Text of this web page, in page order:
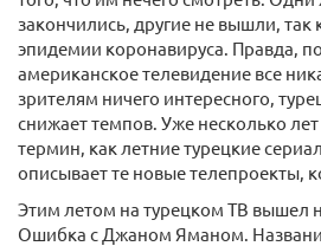
закончились, другие не вышли, так
эпидемии коронавируса. Правда,
американское телевидение все
зрителям ничего интересного,
снижает темпов. Уже несколько
термин, как летние турецкие
описывает те новые телепроекты,
Этим летом на турецком ТВ вышел
Ошибка с Джаном Яманом.